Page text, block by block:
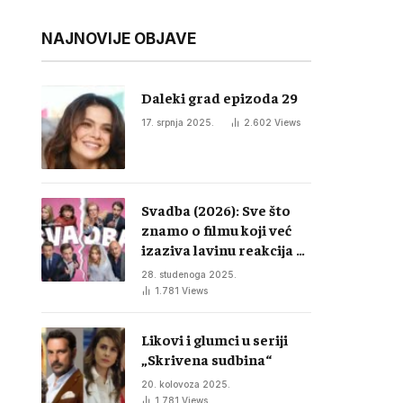
NAJNOVIJE OBJAVE
Daleki grad epizoda 29
17. srpnja 2025. 2.602 Views
Svadba (2026): Sve što
znamo o filmu koji već
izaziva lavinu reakcija u
regiji
28. studenoga 2025.
1.781 Views
Likovi i glumci u seriji
„Skrivena sudbina“
20. kolovoza 2025.
1.781 Views